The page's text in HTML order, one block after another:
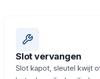
Slot vervangen
Slot kapot, sleutel kwijt